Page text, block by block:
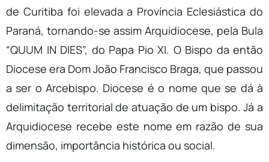
de Curitiba foi elevada a Província Eclesiástica do
Paraná, tornando-se assim Arquidiocese, pela Bula
“QUUM IN DIES”, do Papa Pio XI. O Bispo da então
Diocese era Dom João Francisco Braga, que passou
a ser o Arcebispo. Diocese é o nome que se dá à
delimitação territorial de atuação de um bispo. Já a
Arquidiocese recebe este nome em razão de sua
dimensão, importância histórica ou social.